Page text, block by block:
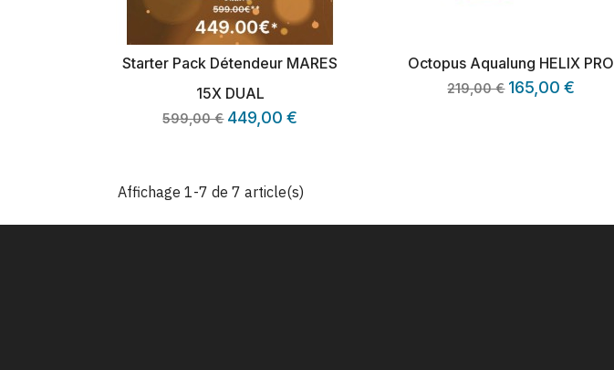
Starter Pack Détendeur MARES
15X DUAL
599,00 € 449,00 €
Octopus Aqualung HELIX PRO
219,00 € 165,00 €
Affichage 1-7 de 7 article(s)